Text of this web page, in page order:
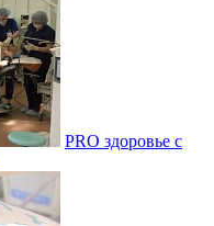
PRO здоровье с